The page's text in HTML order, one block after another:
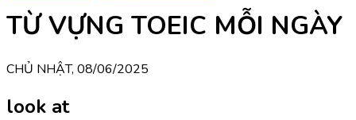
TỪ VỰNG TOEIC MỖI NGÀY
CHỦ NHẬT, 08/06/2025
look at